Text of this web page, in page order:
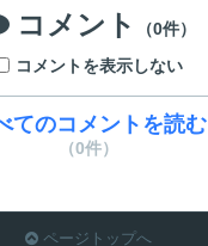
コメント
（0件）
コメントを表示しない
てのコメントを読む
（0件）
 ページトップへ